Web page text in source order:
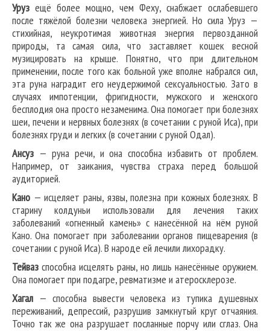
Уруз ещё более мощно, чем Феху, снабжает ослабевшего
после тяжёлой болезни человека энергией. Но сила Уруз —
стихийная, неукротимая животная энергия первозданной
природы, та самая сила, что заставляет кошек весной
музицировать на крыше. Понятно, что при длительном
применении, после того как больной уже вполне набрался сил,
эта руна наградит его неудержимой сексуальностью. Зато в
случаях импотенции, фригидности, мужского и женского
бесплодия она просто незаменима. Она помогает при болезнях
шеи, печени и нервных болезнях (в сочетании с руной Иса), при
болезнях груди и легких (в сочетании с руной Одал).
Ансуз — руна речи, и она способна избавить от проблем.
Например, от заикания, чувства страха перед большой
аудиторией.
Кано — исцеляет раны, язвы, полезна при кожных болезнях. В
старину колдуньи использовали для лечения таких
заболеваний «огненный камень» с нанесённой на нём руной
Кано. Она помогает при заболевании органов пищеварения (в
сочетании с руной Иса). В народе ей лечили лихорадку.
Тейваз способна исцелять раны, но лишь нанесённые оружием.
Она помогает при подагре, ревматизме и атеросклерозе.
Хагал — способна вывести человека из тупика душевных
переживаний, депрессий, разрушив замкнутый круг отчаяния.
Точно так же она разрушает посланные порчу или сглаз. Она